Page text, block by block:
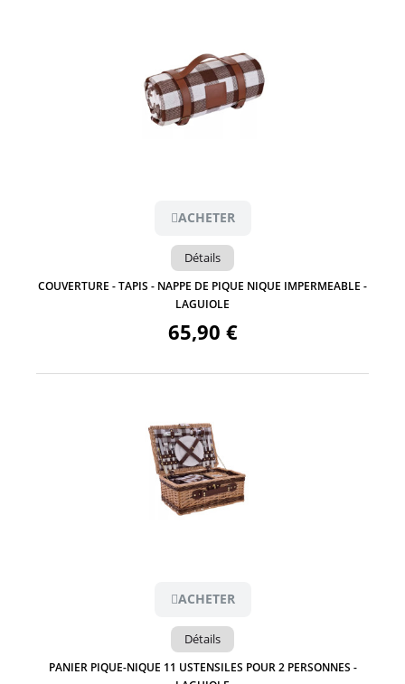
ACHETER
Détails
COUVERTURE - TAPIS - NAPPE DE PIQUE NIQUE IMPERMEABLE -
LAGUIOLE
65,90 €
ACHETER
Détails
PANIER PIQUE-NIQUE 11 USTENSILES POUR 2 PERSONNES -